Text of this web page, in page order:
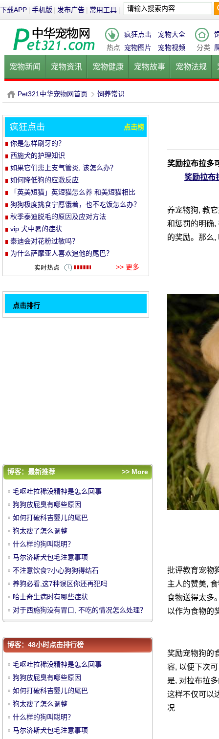
下载APP | 手机版 | 发布广告 | 常用工具 |
热点
疯狂点击
宠物大全
宠物图片
宠物视频 分类
宠物新闻 宠物资讯 宠物健康 宠物故事 宠物法规
健康饮食 宠物美容 宠物医院
P
et
中
华
宠
Pet321中华宠物网首页
›
饲养常识
奖励拉布拉多
奖励拉布
养宠物狗, 教
和惩罚的明确,
的奖励。那么,
批评教育宠物
主人的赞美,
食物送得太多
以作为食物的
奖励宠物狗的
容, 以便下次
是, 对拉布拉
这样不仅可以
况
疯狂点击 点击榜
你是怎样刷牙的？
西施犬的护理知识
如果它们患上支气管炎, 该怎么办？
如何降低狗的应激反应
「英美短猫」英短猫怎么养 和美短猫相比
养哪种比较好呢
狗狗极度挑食宁愿饿着，也不吃饭怎么办？
教你五招轻松解决！
秋季泰迪脱毛的原因及应对方法
vip 犬中暑的症状
泰迪会对花粉过敏吗？
为什么萨摩亚人喜欢追他的尾巴？
>> 更多
点击排行
评论排行
狗太瘦了怎么调整
什么样的狗叫聪明？
马尔济斯犬包毛注意事项
不注意饮食?小心狗狗得结石
养狗必看,这7种误区你还再犯吗
哈士奇生病时有哪些症状
对于西施狗没有胃口, 不吃的情况怎么处理？
博客：最新推荐 >> More
毛呕吐拉稀没精神是怎么回事
狗狗放屁臭有哪些原因
如何打破科吉婴儿的尾巴
狗太瘦了怎么调整
什么样的狗叫聪明？
马尔济斯犬包毛注意事项
不注意饮食?小心狗狗得结石
养狗必看,这7种误区你还再犯吗
哈士奇生病时有哪些症状
对于西施狗没有胃口, 不吃的情况怎么处理？
博客：48小时点击排行榜
毛呕吐拉稀没精神是怎么回事
狗狗放屁臭有哪些原因
如何打破科吉婴儿的尾巴
狗太瘦了怎么调整
什么样的狗叫聪明？
马尔济斯犬包毛注意事项